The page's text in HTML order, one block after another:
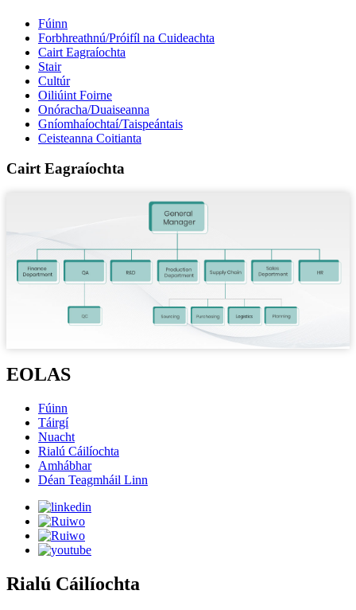
Fúinn
Forbhreathnú/Próifíl na Cuideachta
Cairt Eagraíochta
Stair
Cultúr
Oiliúint Foirne
Onóracha/Duaiseanna
Gníomhaíochtaí/Taispeántais
Ceisteanna Coitianta
Cairt Eagraíochta
EOLAS
Fúinn
Táirgí
Nuacht
Rialú Cáilíochta
Amhábhar
Déan Teagmháil Linn
Rialú Cáilíochta